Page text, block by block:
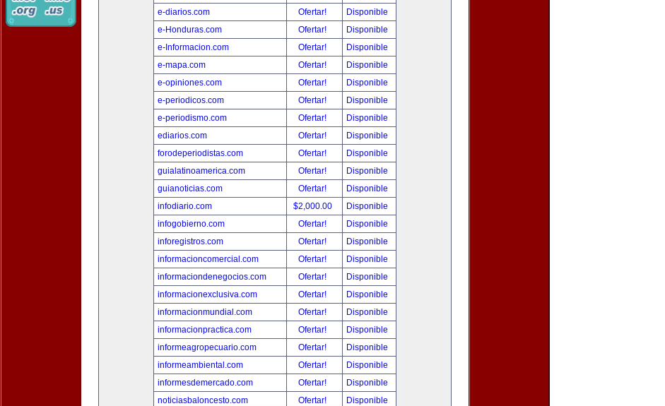
e-diarios.com
Ofertar!
Disponible
e-Honduras.com
Ofertar!
Disponible
e-Informacion.com
Ofertar!
Disponible
e-mapa.com
Ofertar!
Disponible
e-opiniones.com
Ofertar!
Disponible
e-periodicos.com
Ofertar!
Disponible
e-periodismo.com
Ofertar!
Disponible
ediarios.com
Ofertar!
Disponible
forodeperiodistas.com
Ofertar!
Disponible
guialatinoamerica.com
Ofertar!
Disponible
guianoticias.com
Ofertar!
Disponible
infodiario.com
$2,000.00
Disponible
infogobierno.com
Ofertar!
Disponible
inforegistros.com
Ofertar!
Disponible
informacioncomercial.com
Ofertar!
Disponible
informaciondenegocios.com
Ofertar!
Disponible
informacionexclusiva.com
Ofertar!
Disponible
informacionmundial.com
Ofertar!
Disponible
informacionpractica.com
Ofertar!
Disponible
informeagropecuario.com
Ofertar!
Disponible
informeambiental.com
Ofertar!
Disponible
informesdemercado.com
Ofertar!
Disponible
noticiasbaloncesto.com
Ofertar!
Disponible